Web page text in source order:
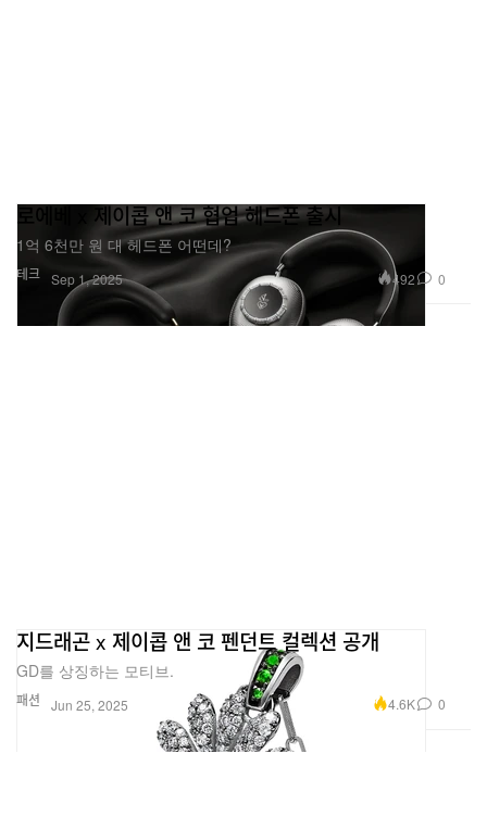
테크
로에베 x 제이콥 앤 코 협업 헤드폰 출시
1억 6천만 원 대 헤드폰 어떤데?
Sep 1, 2025 492 0
패션
지드래곤 x 제이콥 앤 코 펜던트 컬렉션 공개
GD를 상징하는 모티브.
Jun 25, 2025 4.6K 0